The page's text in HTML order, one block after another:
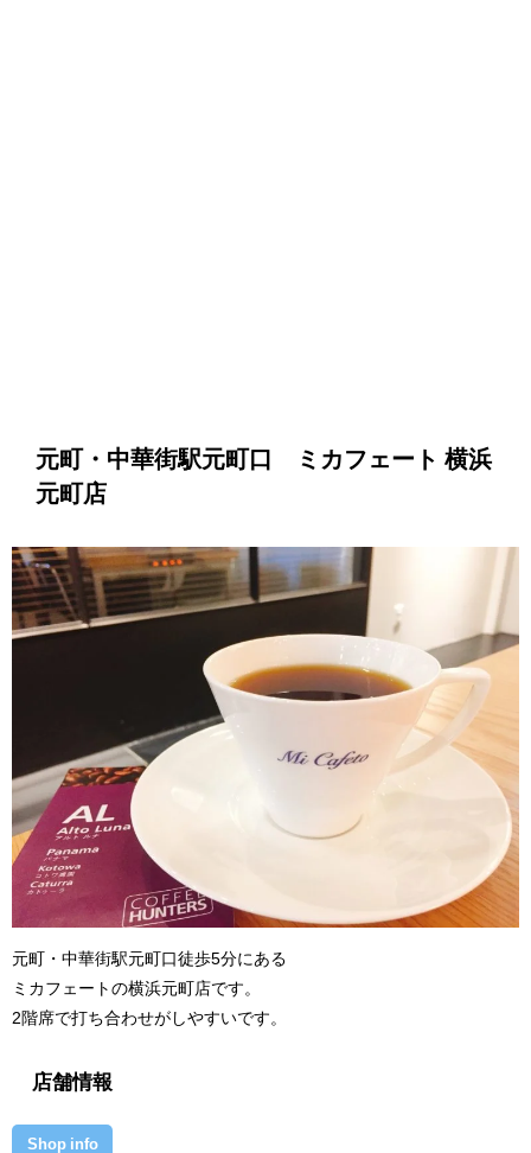
元町・中華街駅元町口 ミカフェート 横浜
元町店
元町・中華街駅元町口徒歩5分にある
ミカフェートの横浜元町店です。
2階席で打ち合わせがしやすいです。
店舗情報
Shop info